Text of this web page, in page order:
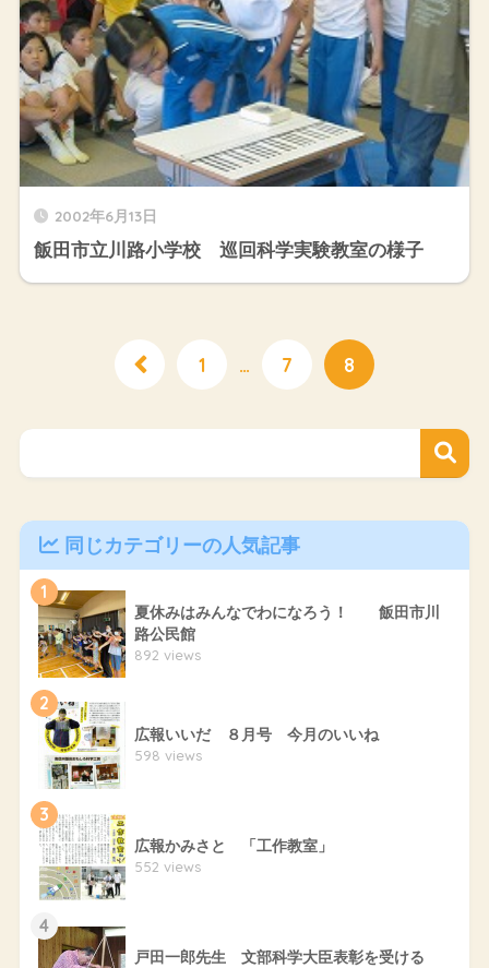
2002年6月13日
飯田市立川路小学校 巡回科学実験教室の様子
1 … 7 8
同じカテゴリーの人気記事
1
夏休みはみんなでわになろう！ 飯田市川
路公民館
892 views
2
広報いいだ ８月号 今月のいいね
598 views
3
広報かみさと 「工作教室」
552 views
4
戸田一郎先生 文部科学大臣表彰を受ける